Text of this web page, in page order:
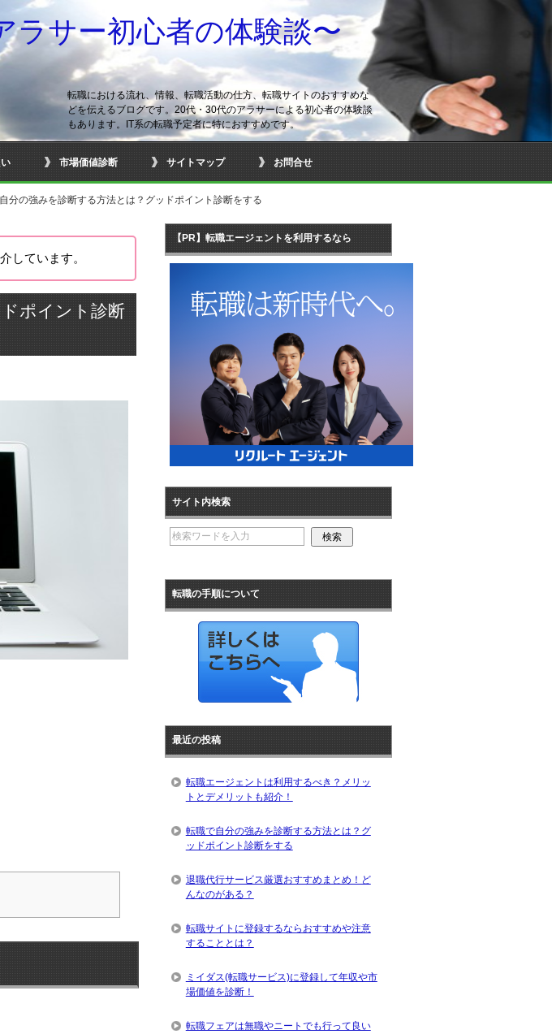
ラサー初心者の体験談〜
転職における流れ、情報、転職活動の仕方、転職サイトのおすすめな
どを伝えるブログです。20代・30代のアラサーによる初心者の体験談
もあります。IT系の転職予定者に特におすすめです。
市場価値診断 サイトマップ お問合せ
分の強みを診断する方法とは？グッドポイント診断をする
しています。
ポイント診断
【PR】転職エージェントを利用するなら
サイト内検索
転職の手順について
最近の投稿
転職エージェントは利用するべき？メリッ
トとデメリットも紹介！
転職で自分の強みを診断する方法とは？グ
ッドポイント診断をする
退職代行サービス厳選おすすめまとめ！ど
んなのがある？
転職サイトに登録するならおすすめや注意
することとは？
ミイダス(転職サービス)に登録して年収や市
場価値を診断！
転職フェアは無職やニートでも行って良い